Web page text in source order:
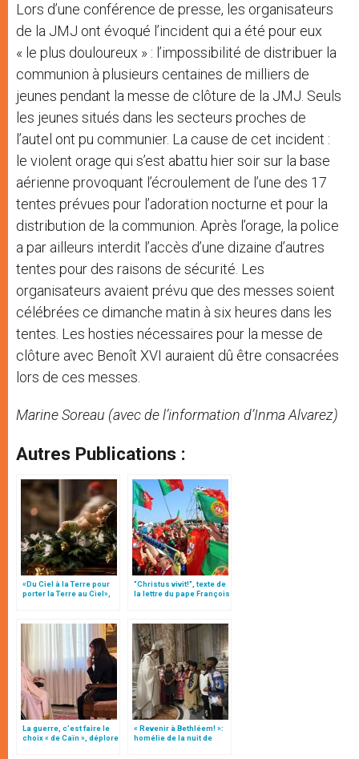
Lors d’une conférence de presse, les organisateurs
de la JMJ ont évoqué l’incident qui a été pour eux
« le plus douloureux » : l’impossibilité de distribuer la
communion à plusieurs centaines de milliers de
jeunes pendant la messe de clôture de la JMJ. Seuls
les jeunes situés dans les secteurs proches de
l’autel ont pu communier. La cause de cet incident :
le violent orage qui s’est abattu hier soir sur la base
aérienne provoquant l’écroulement de l’une des 17
tentes prévues pour l’adoration nocturne et pour la
distribution de la communion. Après l’orage, la police
a par ailleurs interdit l’accès d’une dizaine d’autres
tentes pour des raisons de sécurité. Les
organisateurs avaient prévu que des messes soient
célébrées ce dimanche matin à six heures dans les
tentes. Les hosties nécessaires pour la messe de
clôture avec Benoît XVI auraient dû être consacrées
lors de ces messes.
Marine Soreau (avec de l’information d’Inma Alvarez)
Autres Publications :
«Du Ciel à la Terre pour
porter la Terre au Ciel»,
"Christus vivit!", texte de
la lettre du pape François
La guerre, c’est faire le
choix « de Caïn », déplore
« Revenir à Bethléem! »:
homélie de la nuit de
Noël (texte complet)